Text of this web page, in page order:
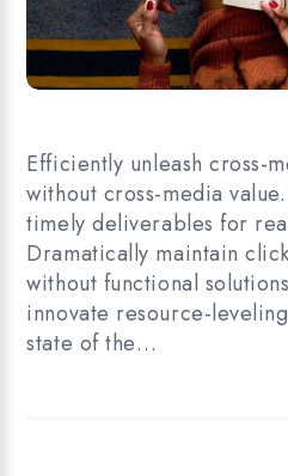
Efficiently unleash cross-
without cross-media
timely deliverables for
Dramatically maintain
without functional
innovate resource-
state of the…